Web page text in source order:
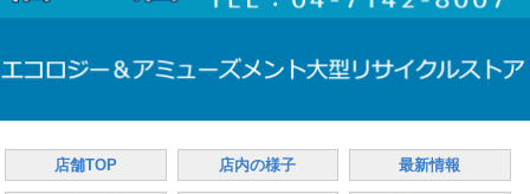
店舗TOP 店内の様子 最新情報